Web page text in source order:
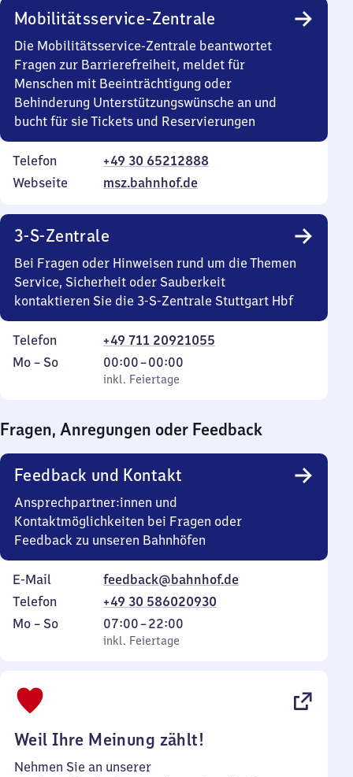
Mobilitätsservice-Zentrale
Die Mobilitätsservice-Zentrale beantwortet
Fragen zur Barrierefreiheit, meldet für
Menschen mit Beeinträchtigung oder
Behinderung Unterstützungswünsche an und
bucht für sie Tickets und Reservierungen
Telefon
+49 30 65212888
Webseite
msz.bahnhof.de
3-S-Zentrale
Bei Fragen oder Hinweisen rund um die Themen
Service, Sicherheit oder Sauberkeit
kontaktieren Sie die 3-S-Zentrale Stuttgart Hbf
Telefon
+49 711 20921055
Montag
Mo – So,
inkl. Feiertage
00:00–00:00
Von
0
0
Uhr
inkl. Feiertage
Fragen, Anregungen oder Feedback
Feedback und Kontakt
Ansprechpartner:innen und
Kontaktmöglichkeiten bei Fragen oder
Feedback zu unseren Bahnhöfen
E-Mail
feedback@bahnhof.de
Telefon
+49 30 586020930
Montag
Mo – So,
inkl. Feiertage
07:00–22:00
Von
7
inkl. Feiertage
Weil Ihre Meinung zählt!
Nehmen Sie an unserer